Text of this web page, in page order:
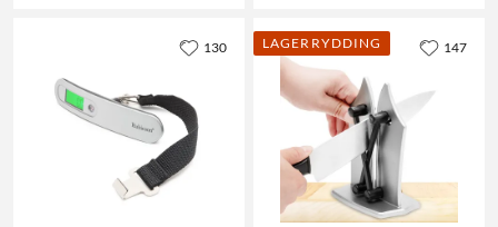
130 LAGERRYDDING 147